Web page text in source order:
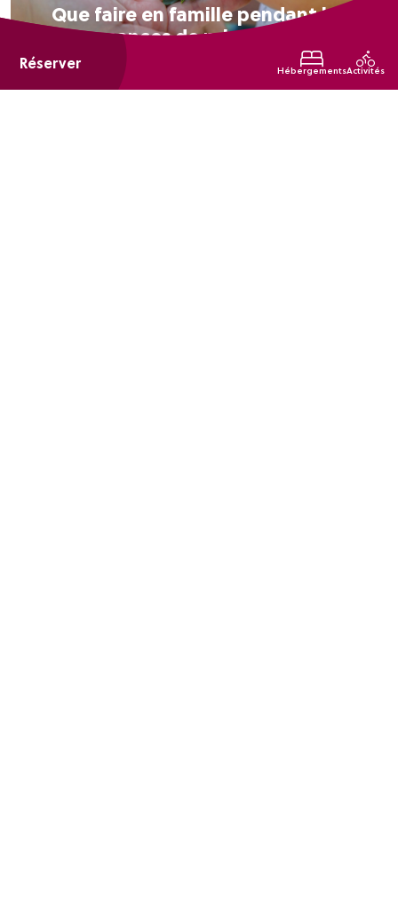
Réserver HébergementsActivités
Que faire en famille pendant les
vacances de printemps ?